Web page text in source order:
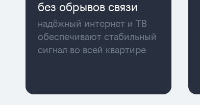
без обрывов связи
надёжный интернет и ТВ
обеспечивают стабильный
сигнал во всей квартире